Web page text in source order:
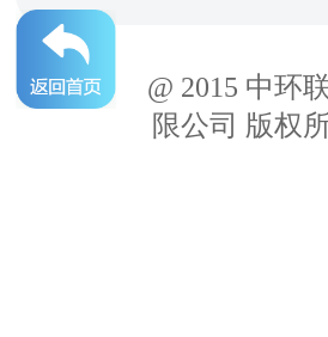
@ 2015 中环
限公司 版权